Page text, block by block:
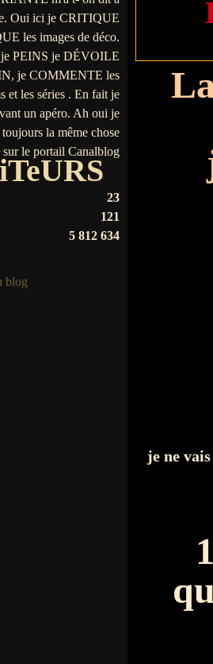
Oui ici je CRITIQUE
les images de déco.
PEINS je DÉVOILE
je COMMENTE les
et les séries . En fait je
un apéro. Ah oui je
la même chose
sur le portail Canalblog
23
121
5 812 634
blog
je ne